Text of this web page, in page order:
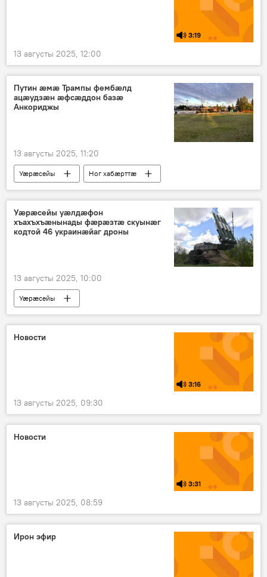
3:19
13 августы 2025, 12:00
Путин ӕмӕ Трампы фембӕлд
ацӕудзӕн ӕфсӕддон базӕ
Анкориджы
13 августы 2025, 11:20
Уӕрӕсейы
Ног хабӕрттӕ
Владимир Путин
Уӕрӕсейы уӕлдӕфон
хъахъхъӕнынады фӕрӕзтӕ скуынӕг
кодтой 46 украинӕйаг дроны
13 августы 2025, 10:00
Уӕрӕсейы
Уӕрӕсейы сӕрмагонд операци Украинӕйы
Новости
3:16
13 августы 2025, 09:30
Новости
3:31
13 августы 2025, 08:59
Ирон эфир